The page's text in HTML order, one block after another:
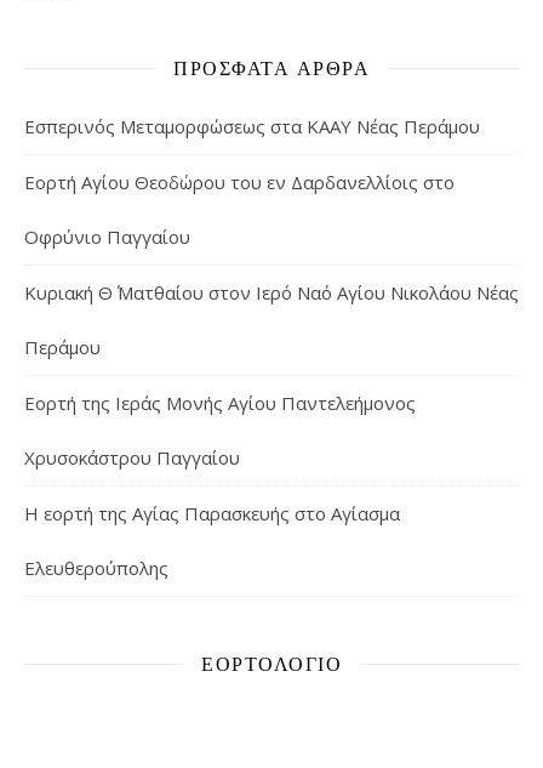
ΠΡΌΣΦΑΤΑ ΆΡΘΡΑ
Εσπερινός Μεταμορφώσεως στα ΚΑΑΥ Νέας Περάμου
Εορτή Αγίου Θεοδώρου του εν Δαρδανελλίοις στο
Οφρύνιο Παγγαίου
Κυριακή Θ΄ Ματθαίου στον Ιερό Ναό Αγίου Νικολάου Νέας
Περάμου
Εορτή της Ιεράς Μονής Αγίου Παντελεήμονος
Χρυσοκάστρου Παγγαίου
Η εορτή της Αγίας Παρασκευής στο Αγίασμα
Ελευθερούπολης
ΕΟΡΤΟΛΌΓΙΟ